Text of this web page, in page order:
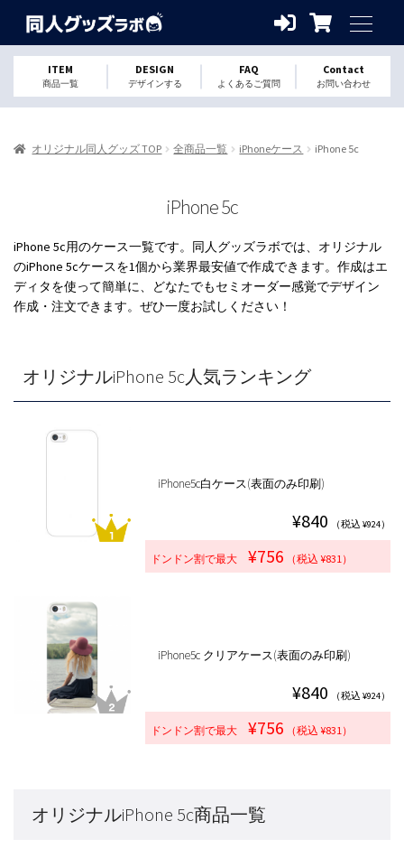
ITEM
商品一覧
DESIGN
デザインする
FAQ
よくあるご質問
Contact
お問い合わせ
オリジナル同人グッズ TOP 全商品一覧 iPhoneケース iPhone 5c
iPhone 5c
iPhone 5c用のケース一覧です。同人グッズラボでは、オリジナル
のiPhone 5cケースを1個から業界最安値で作成できます。作成はエ
ディタを使って簡単に、どなたでもセミオーダー感覚でデザイン
作成・注文できます。ぜひ一度お試しください！
オリジナルiPhone 5c人気ランキング
iPhone5c白ケース(表面のみ印刷)
¥840 （税込 ¥924）
ドンドン割で最大 ¥756 （税込 ¥831）
iPhone5c クリアケース(表面のみ印刷)
¥840 （税込 ¥924）
ドンドン割で最大 ¥756 （税込 ¥831）
オリジナルiPhone 5c商品一覧